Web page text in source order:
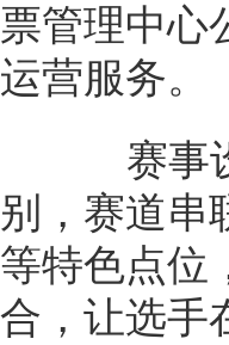
票管理中心
运营服务。
赛事设
别，赛道串
等特色点位
合，让选手